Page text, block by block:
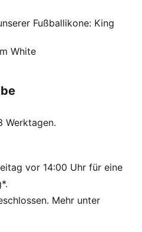
Fußballikone: King
stand dieser Schuh für
inspiriert er die
Hallenfußballschuh
Der King Indoor ist
der Zungenabdeckung
den Platz.
White
Werktagen.
vor 14:00 Uhr für eine
Mehr unter